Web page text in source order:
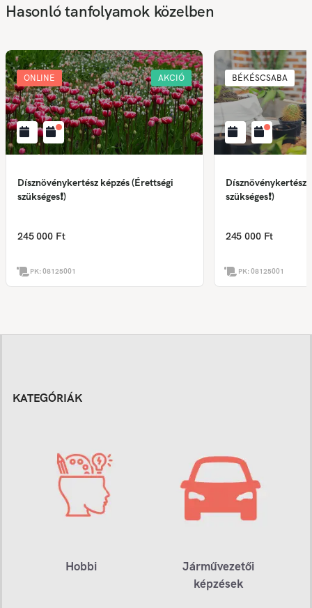
Hasonló tanfolyamok közelben
ONLINE AKCIÓ
Dísznövénykertész képzés (Érettségi
szükséges❗)
245 000 Ft
PK:08125001
BÉKÉSCSABA
Dísznövénykertész
szükséges❗)
245 000 Ft
PK:08125001
KATEGÓRIÁK
Hobbi
Járművezetői
képzések